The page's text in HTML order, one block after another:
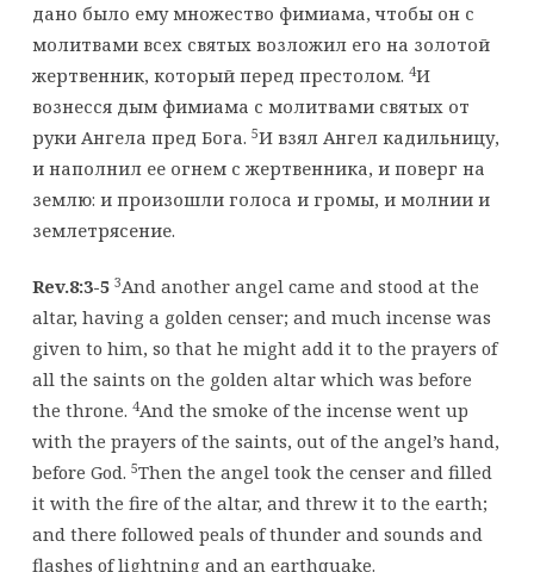
дано было ему множество фимиама, чтобы он с
молитвами всех святых возложил его на золотой
жертвенник, который перед престолом. 4И
вознесся дым фимиама с молитвами святых от
руки Ангела пред Бога. 5И взял Ангел кадильницу,
и наполнил ее огнем с жертвенника, и поверг на
землю: и произошли голоса и громы, и молнии и
землетрясение.
Rev.8:3-5 3And another angel came and stood at the
altar, having a golden censer; and much incense was
given to him, so that he might add it to the prayers of
all the saints on the golden altar which was before
the throne. 4And the smoke of the incense went up
with the prayers of the saints, out of the angel’s hand,
before God. 5Then the angel took the censer and filled
it with the fire of the altar, and threw it to the earth;
and there followed peals of thunder and sounds and
flashes of lightning and an earthquake.